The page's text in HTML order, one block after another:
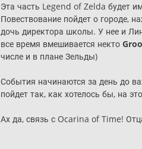
Эта часть Legend of Zelda будет
Повествование пойдет о городе,
дочь директора школы. У нее и
все время вмешивается некто
числе и в плане Зельды)
События начинаются за день до
пойдет так, как хотелось бы, на
Ах да, связь с Ocarina of Time!